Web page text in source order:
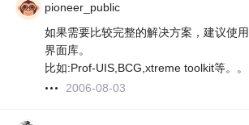
pioneer_public
如果需要比较完整的解决方案，建议使
界面库。
比如:Prof-UIS,BCG,xtreme toolkit等。。
2006-08-03